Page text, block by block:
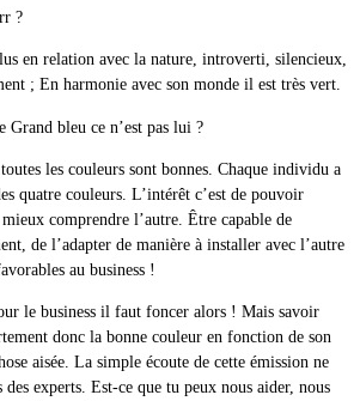
?
en relation avec la nature, introverti, silencieux,
; En harmonie avec son monde il est très vert.
Grand bleu ce n’est pas lui ?
les couleurs sont bonnes. Chaque individu a
quatre couleurs. L’intérêt c’est de pouvoir
comprendre l’autre. Être capable de
de l’adapter de manière à installer avec l’autre
au business !
le business il faut foncer alors ! Mais savoir
donc la bonne couleur en fonction de son
aisée. La simple écoute de cette émission ne
experts. Est-ce que tu peux nous aider, nous